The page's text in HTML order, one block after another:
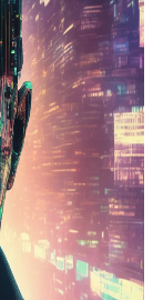
a preocupações
invasivos está a
conflito entre
O envolvimento de
institucionais.
da inovação.